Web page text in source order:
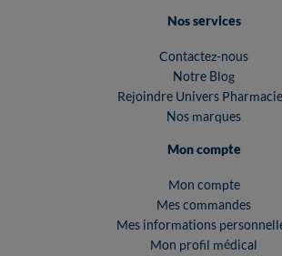
Nos services
Contactez-nous
Notre Blog
Rejoindre Univers
Nos marques
Mon compte
Mon compte
Mes commandes
Mes informations
Mon profil médical